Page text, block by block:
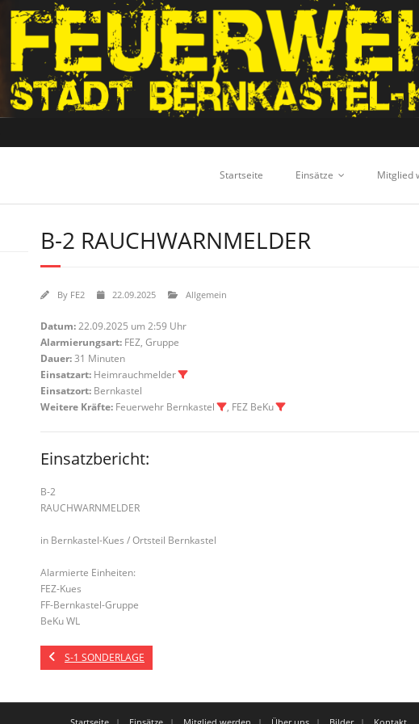
Startseite Einsätze Mitglied
B-2 RAUCHWARNMELDER
By FE2 22.09.2025 Allgemein
Datum:22.09.2025 um 2:59 Uhr
Alarmierungsart: FEZ, Gruppe
Dauer:31 Minuten
Einsatzart: Heimrauchmelder
Einsatzort: Bernkastel
Weitere Kräfte: Feuerwehr Bernkastel , FEZ BeKu
Einsatzbericht:
B-2
RAUCHWARNMELDER
in Bernkastel-Kues / Ortsteil Bernkastel
Alarmierte Einheiten:
FEZ-Kues
FF-Bernkastel-Gruppe
BeKu WL
S-1 SONDERLAGE